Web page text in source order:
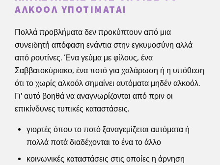
ΑΛΚΟΌΛ ΥΠΟΤΙΜΆΤΑΙ
Πολλά προβλήματα δεν προκύπτουν από μια
συνειδητή απόφαση ενάντια στην εγκυμοσύνη αλλά
από ρουτίνες. Ένα γεύμα με φίλους, ένα
Σαββατοκύριακο, ένα ποτό για χαλάρωση ή η υπόθεση
ότι το χωρίς αλκοόλ σημαίνει αυτόματα μηδέν αλκοόλ.
Γι' αυτό βοηθά να αναγνωρίζονται από πριν οι
επικίνδυνες τυπικές καταστάσεις.
γιορτές όπου το ποτό ξαναγεμίζεται αυτόματα ή
πολλά ποτά διαδέχονται το ένα το άλλο
κοινωνικές καταστάσεις στις οποίες η άρνηση